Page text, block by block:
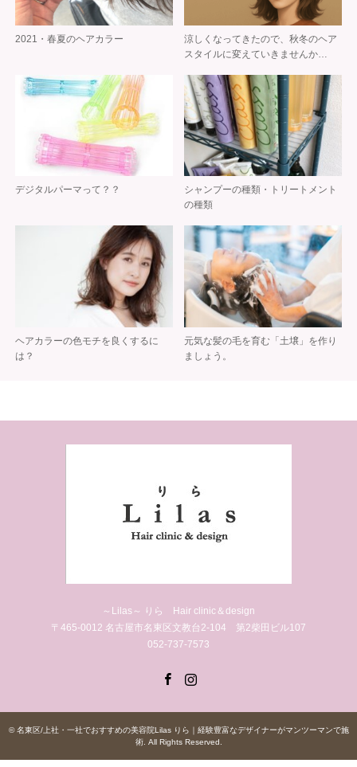
2021・春夏のヘアカラー
涼しくなってきたので、秋冬のヘア
スタイルに変えていきませんか…
デジタルパーマって？？
シャンプーの種類・トリートメント
の種類
ヘアカラーの色モチを良くするに
は？
元気な髪の毛を育む「土壌」を作り
ましょう。
～Lilas～ りら Hair clinic＆design
〒465-0012 名古屋市名東区文教台2-104 第2柴田ビル107
052-737-7573
©名東区/上社・一社でおすすめの美容院Lilas りら｜経験豊富なデザイナーがマンツーマンで施
術. All Rights Reserved.